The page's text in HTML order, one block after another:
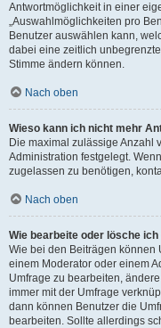
Antwortmöglichkeit in einer
„Auswahlmöglichkeiten pro
Benutzer auswählen kann,
dabei eine zeitlich
Stimme ändern können.
Nach oben
Wieso kann ich nicht mehr
Die maximal zulässige Anzahl
Administration festgelegt.
zugelassen zu benötigen,
Nach oben
Wie bearbeite oder lösche
Wie bei den Beiträgen können
einem Moderator oder einem
Umfrage zu bearbeiten,
immer mit der Umfrage
dann können Benutzer die
bearbeiten. Sollte allerdings